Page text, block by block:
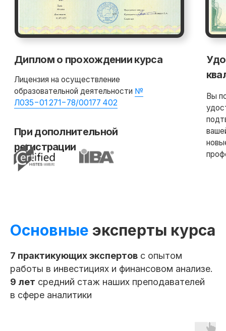
Основные эксперты курса
7 практикующих экспертов с опытом
работы в инвестициях и финансовом анализе.
9 лет средний стаж наших преподавателей
в сфере аналитики
Доступ к курсу, обновлениям
и чату курса остаётся навсегда!
Сделаем скидку! Если вы нашли
Потоковый и асинхронный
До 50% экономии на покупку
по нашей программе обмена
Помощь при
трудоустройстве
Карьерный центр SFEducation помогает
выпускникам выстроить индивидуальную
стратегию поиска работы, учитывая ваш
опыт, цели и полученные навыки. Вы получите